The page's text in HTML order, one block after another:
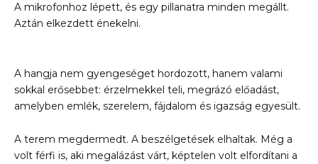
A mikrofonhoz lépett, és egy pillanatra minden megállt.
Aztán elkezdett énekelni.
A hangja nem gyengeséget hordozott, hanem valami
sokkal erősebbet: érzelmekkel teli, megrázó előadást,
amelyben emlék, szerelem, fájdalom és igazság egyesült.
A terem megdermedt. A beszélgetések elhaltak. Még a
volt férfi is, aki megalázást várt, képtelen volt elfordítani a